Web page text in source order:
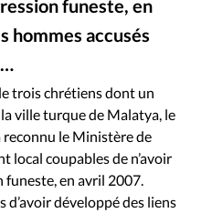
funeste, en
hommes accusés
trois chrétiens dont un
ville turque de Malatya, le
le Ministère de
local coupables de n’avoir
funeste, en avril 2007.
d’avoir développé des liens